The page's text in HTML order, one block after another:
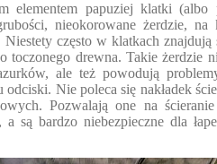
elementem papuziej klatki (albo
nieokorowane żerdzie, na
Niestety często w klatkach
toczonego drewna. Takie żerdzie
ale też powodują
odciski. Nie poleca się nakładek
Pozwalają one na
a są bardzo niebezpieczne dla